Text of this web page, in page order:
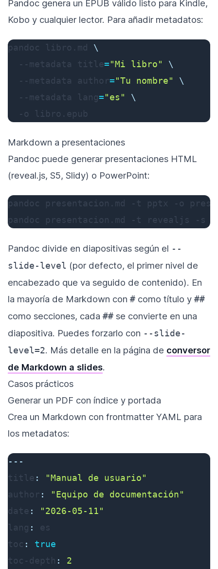
Pandoc genera un EPUB válido listo para Kindle,
Kobo y cualquier lector. Para añadir metadatos:
pandoc libro.md \
--metadata
title="Mi libro"
\
--metadata
author="Tu nombre"
\
--metadata
lang="es"
\
-o libro.epub
Markdown a presentaciones
Pandoc puede generar presentaciones HTML
(reveal.js, S5, Slidy) o PowerPoint:
pandoc presentacion.md -t pptx -o
pandoc presentacion.md
-t revealjs -s
Pandoc divide en diapositivas según el --
slide-level (por defecto, el primer nivel de
encabezado que va seguido de contenido). En
la mayoría de Markdown con # como título y ##
como secciones, cada ## se convierte en una
diapositiva. Puedes forzarlo con --slide-
level=2. Más detalle en la página de conversor
de Markdown a slides.
Casos prácticos
Generar un PDF con índice y portada
Crea un Markdown con frontmatter YAML para
los metadatos:
---
title :
"Manual de usuario"
author :
"Equipo de documentación"
date :
"2026-05-11"
lang :
toc :
true
toc-depth :
2